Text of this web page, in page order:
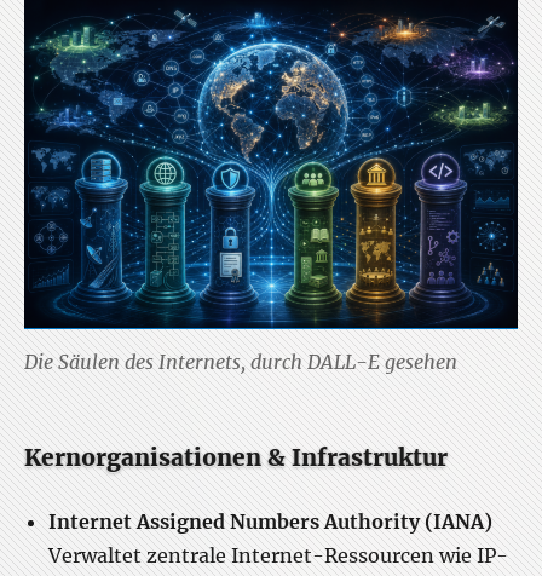
Die Säulen des Internets, durch DALL-E gesehen
Kernorganisationen & Infrastruktur
Internet Assigned Numbers Authority (IANA)
Verwaltet zentrale Internet-Ressourcen wie IP-